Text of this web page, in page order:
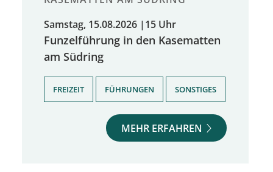
Samstag, 15.08.2026 | 15 Uhr
Funzelführung in den Kasematten
am Südring
FREIZEIT FÜHRUNGEN SONSTIGES
MEHR ERFAHREN